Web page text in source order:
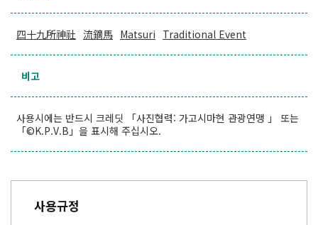
四十九所神社 流鏑馬 Matsuri Traditional Event
비고
사용시에는 반드시 크레딧 「사진협력: 가고시마현 관광연맹 」 또는
「©K.P.V.B」을 표시해 주십시오.
사용규정